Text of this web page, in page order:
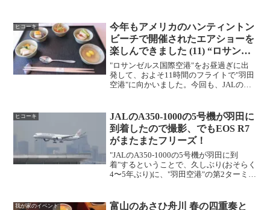
ヒコーキ
今年もアメリカのハンティントン
ビーチで開催されたエアショーを
楽しんできました (11) “ロサンゼ
ルス -> 東京 羽田”
"ロサンゼルス国際空港"をお昼過ぎに出
発して、およそ11時間のフライトで"羽田
空港"に向かいました。今回も、JALのフ
ぞれ和え キャビア添え、海老の南蛮漬け
玉葱 人参 イタ...
ヒコーキ
JALのA350-1000の5号機が羽田に
到着したので撮影、でもEOS R7
がまたまたフリーズ！
"JALのA350-1000の5号機が羽田に到
着"するということで、久しぶり(おそらく
4〜5年ぶり)に、"羽田空港"の第2ターミナ
眼カメラ EOS R7" ...
我が家のイベント
富山のあさひ舟川 春の四重奏と